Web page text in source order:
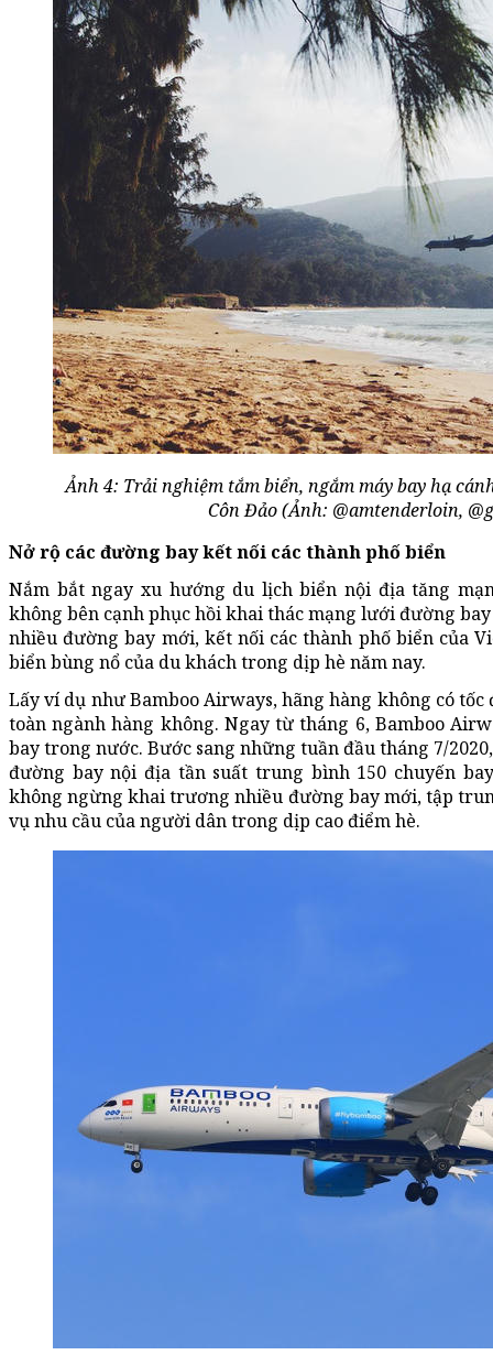
Ảnh 4: Trải nghiệm tắm biển, ngắm máy bay hạ
Côn Đảo (Ảnh: @amtenderloin,
Nở rộ các đường bay kết nối các thành phố biển
Nắm bắt ngay xu hướng du lịch biển nội địa tăng
không bên cạnh phục hồi khai thác mạng lưới đường
nhiều đường bay mới, kết nối các thành phố biển của
biển bùng nổ của du khách trong dịp hè năm nay.
Lấy ví dụ như Bamboo Airways, hãng hàng không có
toàn ngành hàng không. Ngay từ tháng 6, Bamboo
bay trong nước. Bước sang những tuần đầu tháng 7/
đường bay nội địa tần suất trung bình 150 chuyến
không ngừng khai trương nhiều đường bay mới, tập
vụ nhu cầu của người dân trong dịp cao điểm hè.